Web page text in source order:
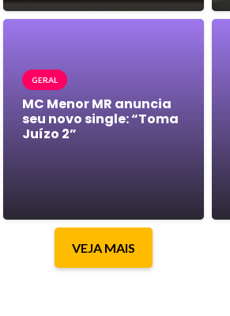
GERAL
MC Menor MR anuncia
seu novo single: “Toma
Juízo 2”
VEJA MAIS